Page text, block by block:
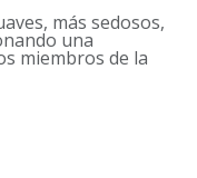
más sedosos,
una
miembros de la